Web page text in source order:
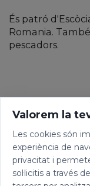
És patró
Romania.
pescadors.
Valorem la
Les cookies són
experiència de
privacitat i
sol·licitis a través